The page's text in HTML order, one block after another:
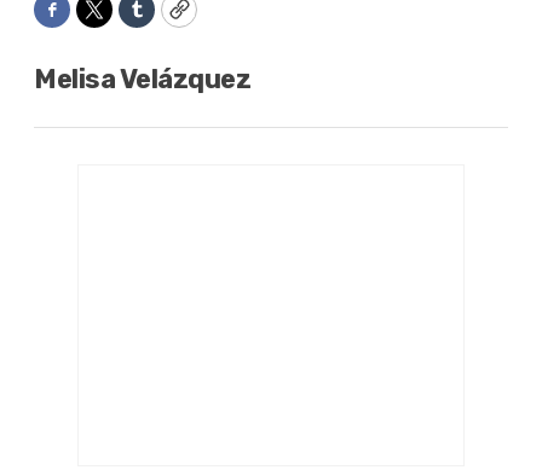
Facebook
TwitterTumblrCopy
Melisa Velázquez